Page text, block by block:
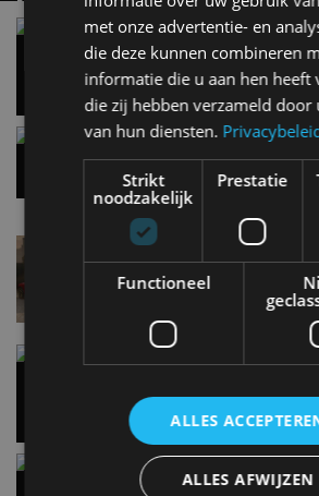
MET KORTING NAAR EV
AUTORAI REGELT HET!
EV Experience 2026 van 24 tot 26
Vergelijking: BMW iX3 vs
moet je hebben?
28 mei
Gespot: een Chevrolet
7 aug
Lamborghini Revuelto
speciale editie
6 aug
Carbon fibre op je
5 aug
Hennessey Blackbird
handbak: soms is
met onze advertentie- en
die deze kunnen combineren
informatie die u aan hen heeft
die zij hebben verzameld door
van hun diensten.
Strikt
noodzakelijk
Prestatie
Functioneel
ALLES
ALLES AFWIJZEN